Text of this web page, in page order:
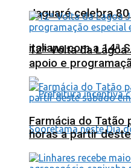
Jaguaré celebra
italiana com a 14ª
12ª Volta da
apoio e
Farmácia do Tatão
horas a partir